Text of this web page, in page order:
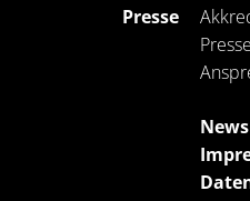
Presse
News